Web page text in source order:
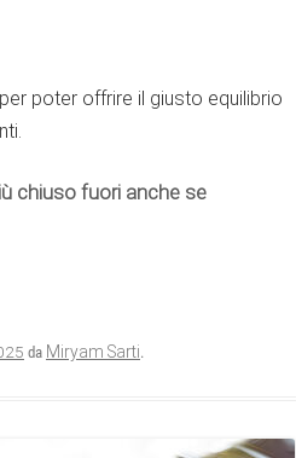
poter offrire il giusto equilibrio
chiuso fuori anche se
da Miryam Sarti.